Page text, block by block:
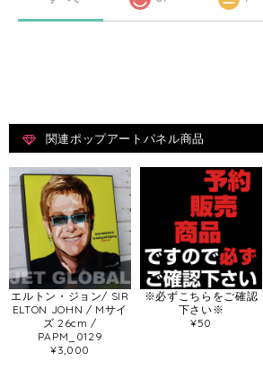
関連ポップアートパネル商品
エルトン・ジョン/ SIR
ELTON JOHN / Mサイ
ズ 26cm /
PAPM_0129
¥3,000
※必ずこちらをご確認
下さい※
¥50